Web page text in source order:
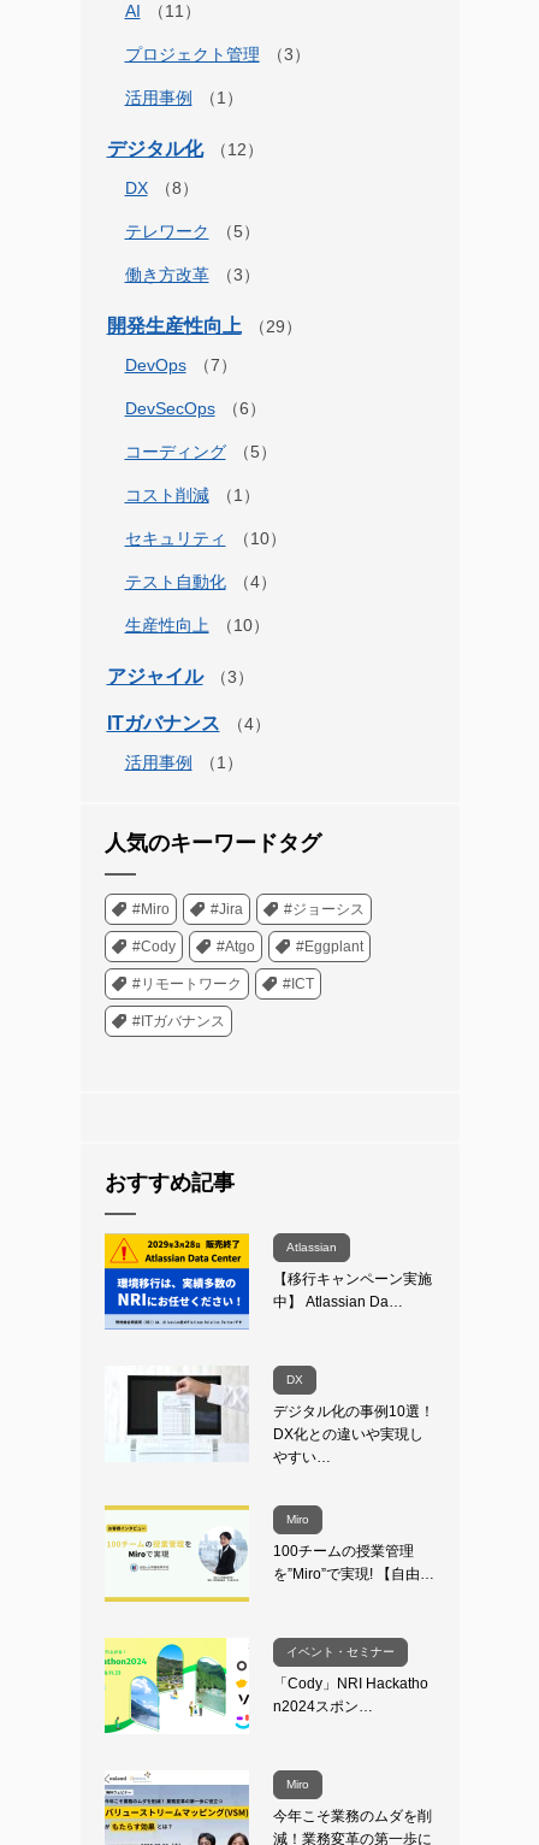
AI
プロジェクト管理
活用事例
デジタル化
DX
テレワーク
働き方改革
開発生産性向上
DevOps
DevSecOps
コーディング
コスト削減
セキュリティ
テスト自動化
生産性向上
アジャイル
ITガバナンス
活用事例
人気のキーワードタグ
#Miro #Jira #ジョーシス
#Cody #Atgo #Eggplant
#リモートワーク #ICT
#ITガバナンス
おすすめ記事
Atlassian
【移行キャンペーン実施
中】 Atlassian Da…
DX
デジタル化の事例10選！
DX化との違いや実現し
やすい…
Miro
100チームの授業管理
を”Miro”で実現! 【自由…
イベント・セミナー
「Cody」NRI Hackatho
n2024スポン…
Miro
今年こそ業務のムダを削
減！業務変革の第一歩に